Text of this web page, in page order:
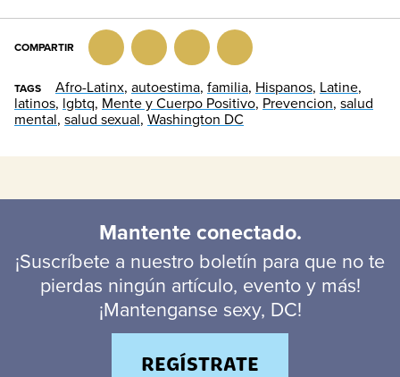
COMPARTIR FacebookTwitter LinkedIn Email
TAGS Afro-Latinx, autoestima, familia, Hispanos, Latine,
latinos, lgbtq, Mente y Cuerpo Positivo, Prevencion, salud
mental, salud sexual, Washington DC
Mantente conectado.
¡Suscríbete a nuestro boletín para que no te
pierdas ningún artículo, evento y más!
¡Mantenganse sexy, DC!
REGÍSTRATE